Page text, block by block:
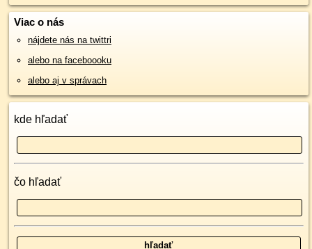
Viac o nás
nájdete nás na twittri
alebo na faceboooku
alebo aj v správach
kde hľadať
čo hľadať